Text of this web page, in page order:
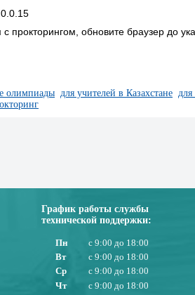
прокторингом, обновите браузер до
олимпиады для учителей в Казахстане для
График работы службы
технической поддержки:
Пн
с 9:00 до 18:00
Вт
с 9:00 до 18:00
Ср
с 9:00 до 18:00
Чт
с 9:00 до 18:00